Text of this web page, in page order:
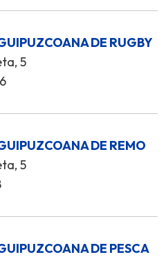
DE RUGBY
5
DE REMO
5
DE PESCA